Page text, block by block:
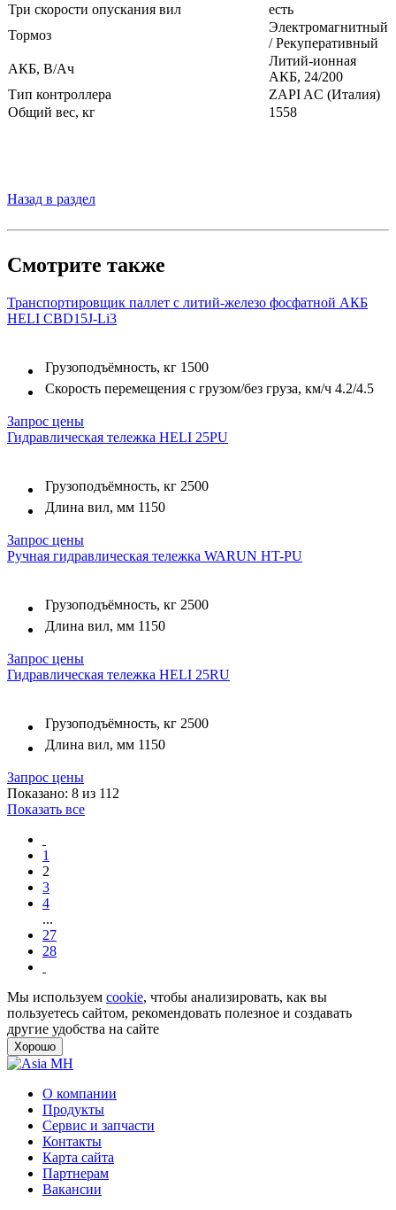
Три скорости опускания вил
есть
Тормоз
Электромагнитный
/ Рекуперативный
АКБ, В/Ач
Литий-ионная
АКБ, 24/200
Тип контроллера
ZAPI AC (Италия)
Общий вес, кг
1558
Назад в раздел
Смотрите также
Транспортировщик паллет с литий-железо фосфатной АКБ
HELI CBD15J-Li3
Грузоподъёмность, кг 1500
Скорость перемещения с грузом/без груза, км/ч 4.2/4.5
Запрос цены
Гидравлическая тележка HELI 25PU
Грузоподъёмность, кг 2500
Длина вил, мм 1150
Запрос цены
Ручная гидравлическая тележка WARUN HT-PU
Грузоподъёмность, кг 2500
Длина вил, мм 1150
Запрос цены
Гидравлическая тележка HELI 25RU
Грузоподъёмность, кг 2500
Длина вил, мм 1150
Запрос цены
Показано: 8 из 112
Показать все
1
2
3
4
...
27
28
Мы используем cookie, чтобы анализировать, как вы
пользуетесь сайтом, рекомендовать полезное и создавать
другие удобства на сайте
Хорошо
О компании
Продукты
Сервис и запчасти
Контакты
Карта сайта
Партнерам
Вакансии